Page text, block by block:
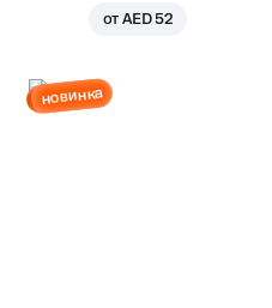
отAED 52
новинка